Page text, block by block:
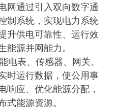
网通过引入双向数字通
制系统，实现电力系统
升供电可靠性、运行效
能源并网能力。
电表、传感器、网关、
时运行数据，使公用事
响应、优化能源分配，
式能源资源。